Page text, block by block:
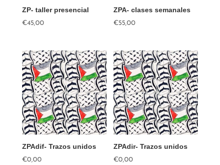
ZP- taller presencial
€45,00
ZPA- clases semanales
€55,00
ZPAdif- Trazos unidos
€0,00
ZPAdir- Trazos unidos
€0,00